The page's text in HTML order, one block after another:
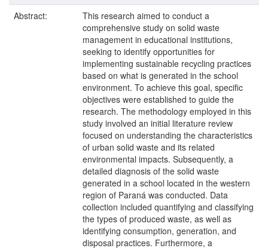
Abstract:
This research aimed to conduct a
comprehensive study on solid waste
management in educational institutions,
seeking to identify opportunities for
implementing sustainable recycling practices
based on what is generated in the school
environment. To achieve this goal, specific
objectives were established to guide the
research. The methodology employed in this
study involved an initial literature review
focused on understanding the characteristics
of urban solid waste and its related
environmental impacts. Subsequently, a
detailed diagnosis of the solid waste
generated in a school located in the western
region of Paraná was conducted. Data
collection included quantifying and classifying
the types of produced waste, as well as
identifying consumption, generation, and
disposal practices. Furthermore, a